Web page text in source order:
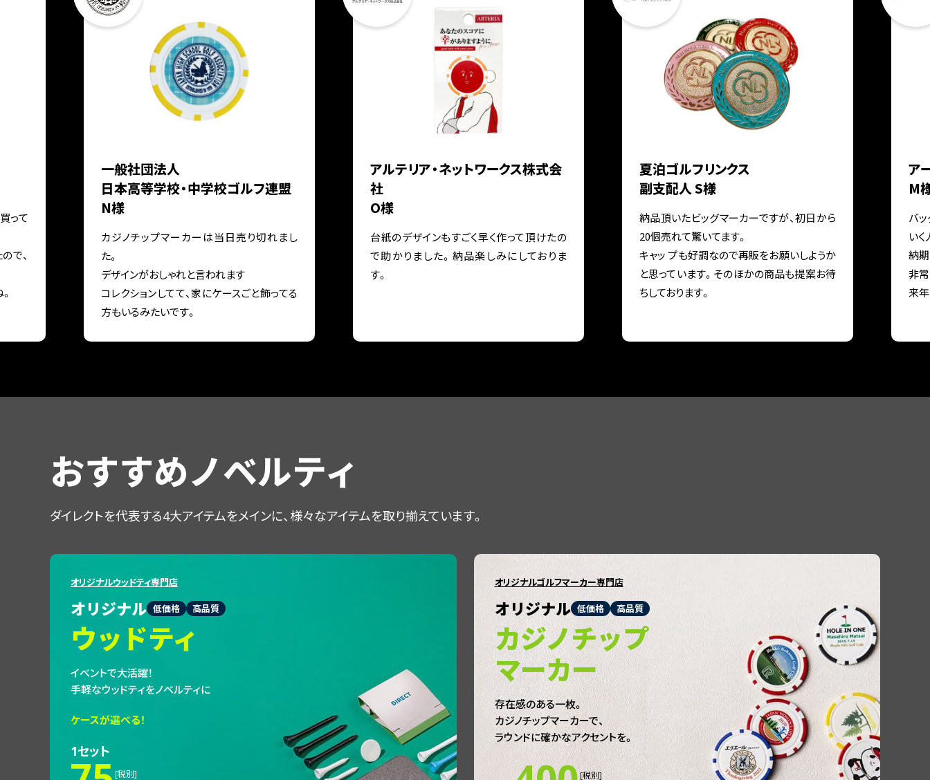
って
で、
一般社団法人
日本高等学校・中学校ゴルフ連盟
N様
カジノチップマーカーは当日売り切れまし
た。
デザインがおしゃれと言われます
コレクションしてて、家にケースごと飾ってる
方もいるみたいです。
アルテリア・ネットワークス株式会
社
O様
台紙のデザインもすごく早く作って頂けたの
で助かりました。納品楽しみにしておりま
す。
夏泊ゴルフリンクス
副支配人 S様
納品頂いたビッグマーカーですが、初日から
20個売れて驚いてます。
キャッ プも好調なので再販をお願いしようか
と思っています。そのほかの商品も提案お待
ちしております。
ア
M
バ
い
納
非
来
おすすめノベルティ
ダイレクトを代表する4大アイテムをメインに、 様々なアイテムを取り揃えています。
オリジナルウッドティ専門店
オリジナル 低価格 高品質
ウッドティ
イベントで大活躍！
手軽なウッドティをノベルティに
ケースが選べる！
1セット
[税別]
オリジナルゴルフマーカー専門店
オリジナル 低価格 高品質
カジノチップ
マーカー
存在感のある一枚。
カジノチップマーカーで、
ラウンドに確かなアクセントを。
[税別]